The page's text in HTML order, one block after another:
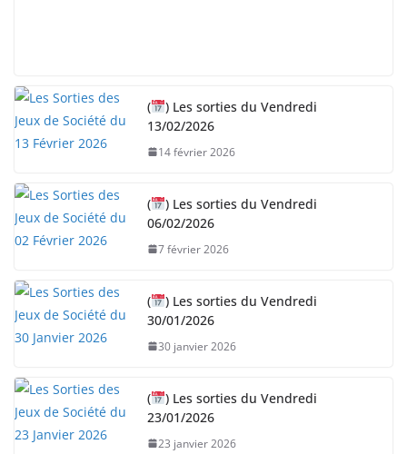
(
) Les sorties du Vendredi
13/02/2026
14 février 2026
(
) Les sorties du Vendredi
06/02/2026
7 février 2026
(
) Les sorties du Vendredi
30/01/2026
30 janvier 2026
(
) Les sorties du Vendredi
23/01/2026
23 janvier 2026